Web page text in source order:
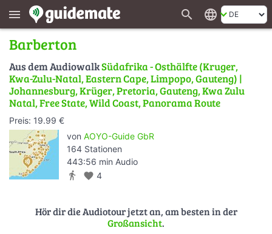
menu search language
Barberton
Aus dem AudiowalkSüdafrika - Osthälfte (Kruger,
Kwa-Zulu-Natal, Eastern Cape, Limpopo, Gauteng) |
Johannesburg, Krüger, Pretoria, Gauteng, Kwa Zulu
Natal, Free State, Wild Coast, Panorama Route
Preis: 19.99 €
von AOYO-Guide GbR
164 Stationen
443:56 min Audio
directions_walk favorite 4
Hör dir die Audiotour jetzt an, am besten in der
Großansicht.